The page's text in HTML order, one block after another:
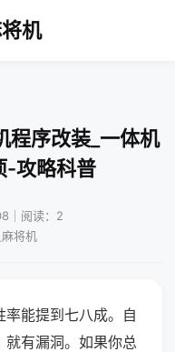
机
程序改装_一体机
-攻略科普
｜阅读：2
将机
能提到七八成。自
有漏洞。如果你总